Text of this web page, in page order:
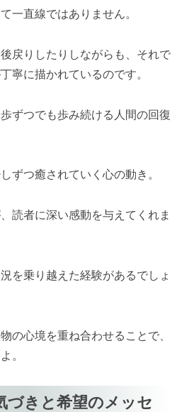
一直線ではありません。
戻りしたりしながらも、それで
寧に描かれているのです。
ずつでも歩み続ける人間の回復
ずつ癒されていく心の動き。
読者に深い感動を与えてくれま
を乗り越えた経験があるでしょ
の心境を重ね合わせることで、
。
づきと希望のメッセ